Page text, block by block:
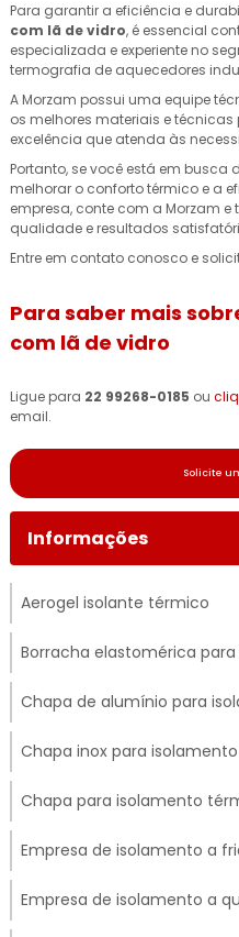
Para garantir a eficiência e
com lã de vidro, é essencial
especializada e experiente no
termografia de aquecedores
A Morzam possui uma equipe
os melhores materiais e
excelência que atenda às
Portanto, se você está em
melhorar o conforto térmico e a
empresa, conte com a Morzam
qualidade e resultados
Entre em contato conosco e
Para saber mais
com lã de vidro
Ligue para 22 99268-0185 ou
email.
Solicite
Informações
Aerogel isolante térmico
Borracha elastomérica
Chapa de alumínio para
Chapa inox para
Chapa para isolamento
Empresa de isolamento a
Empresa de isolamento a